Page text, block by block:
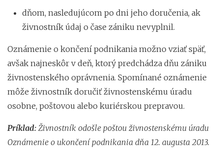
dňom, nasledujúcom po dni jeho doručenia, ak
živnostník údaj o čase zániku nevyplnil.
Oznámenie o končení podnikania možno vziať späť,
avšak najneskôr v deň, ktorý predchádza dňu zániku
živnostenského oprávnenia. Spomínané oznámenie
môže živnostník doručiť živnostenskému úradu
osobne, poštovou alebo kuriérskou prepravou.
Príklad: Živnostník odošle poštou živnostenskému úradu
Oznámenie o ukončení podnikania dňa 12. augusta 2013.